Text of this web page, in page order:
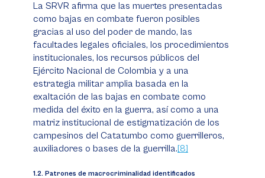
La SRVR afirma que las muertes presentadas
como bajas en combate fueron posibles
gracias al uso del poder de mando, las
facultades legales oficiales, los procedimientos
institucionales, los recursos públicos del
Ejército Nacional de Colombia y a una
estrategia militar amplia basada en la
exaltación de las bajas en combate como
medida del éxito en la guerra, así como a una
matriz institucional de estigmatización de los
campesinos del Catatumbo como guerrilleros,
auxiliadores o bases de la guerrilla.[8]
​​​​​​​1.2. Patrones de macrocriminalidad identificados